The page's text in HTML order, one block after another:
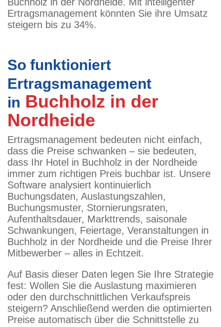
Ertragsmanagement könnten Sie ihre Umsatz
steigern bis zu 34%.
So funktioniert
Ertragsmanagement
in Buchholz in der
Nordheide
Ertragsmanagement bedeuten nicht einfach,
dass die Preise schwanken – sie bedeuten,
dass Ihr Hotel in Buchholz in der Nordheide
immer zum richtigen Preis buchbar ist. Unsere
Software analysiert kontinuierlich
Buchungsdaten, Auslastungszahlen,
Buchungsmuster, Stornierungsraten,
Aufenthaltsdauer, Markttrends, saisonale
Schwankungen, Feiertage, Veranstaltungen in
Buchholz in der Nordheide und die Preise Ihrer
Mitbewerber – alles in Echtzeit.
Auf Basis dieser Daten legen Sie Ihre Strategie
fest: Wollen Sie die Auslastung maximieren
oder den durchschnittlichen Verkaufspreis
steigern? Anschließend werden die optimierten
Preise automatisch über die Schnittstelle zu